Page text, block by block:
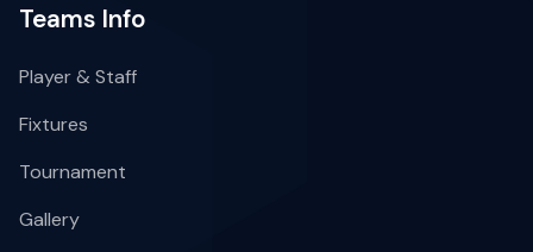
Teams Info
Player & Staff
Fixtures
Tournament
Gallery